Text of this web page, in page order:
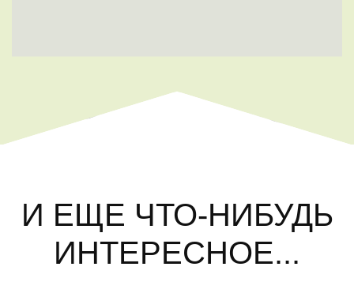
И ЕЩЕ ЧТО-НИБУДЬ
ИНТЕРЕСНОЕ...